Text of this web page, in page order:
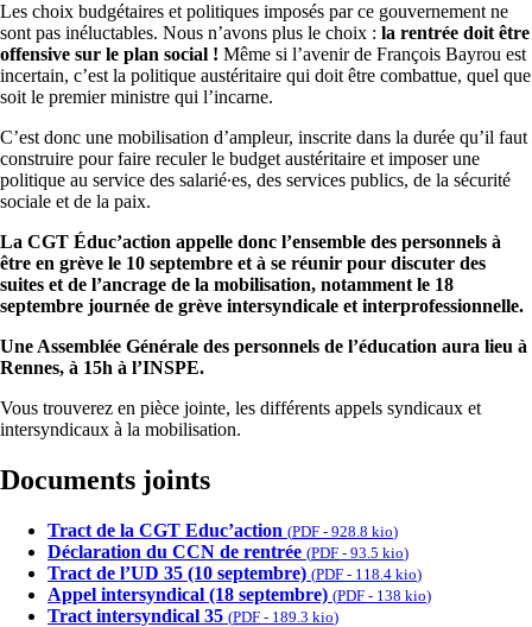
Les choix budgétaires et politiques imposés par ce gouvernement ne
sont pas inéluctables. Nous n’avons plus le choix : la rentrée doit être
offensive sur le plan social ! Même si l’avenir de François Bayrou est
incertain, c’est la politique austéritaire qui doit être combattue, quel que
soit le premier ministre qui l’incarne.
C’est donc une mobilisation d’ampleur, inscrite dans la durée qu’il faut
construire pour faire reculer le budget austéritaire et imposer une
politique au service des salarié∙es, des services publics, de la sécurité
sociale et de la paix.
La CGT Éduc’action appelle donc l’ensemble des personnels à
être en grève le 10 septembre et à se réunir pour discuter des
suites et de l’ancrage de la mobilisation, notamment le 18
septembre journée de grève intersyndicale et interprofessionnelle.
Une Assemblée Générale des personnels de l’éducation aura lieu à
Rennes, à 15h à l’INSPE.
Vous trouverez en pièce jointe, les différents appels syndicaux et
intersyndicaux à la mobilisation.
Documents joints
Tract de la CGT Educ’action (PDF - 928.8 kio)
Déclaration du CCN de rentrée (PDF - 93.5 kio)
Tract de l’UD 35 (10 septembre) (PDF - 118.4 kio)
Appel intersyndical (18 septembre) (PDF - 138 kio)
Tract intersyndical 35 (PDF - 189.3 kio)